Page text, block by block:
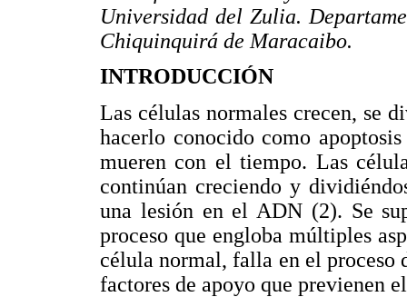
Universidad del Zulia.
Chiquinquirá de Maracaibo.
INTRODUCCIÓN
Las células normales crecen, se
hacerlo conocido como
mueren con el tiempo. Las
continúan creciendo y
una lesión en el ADN (2). Se
proceso que engloba múltiples
célula normal, falla en el proceso
factores de apoyo que previenen